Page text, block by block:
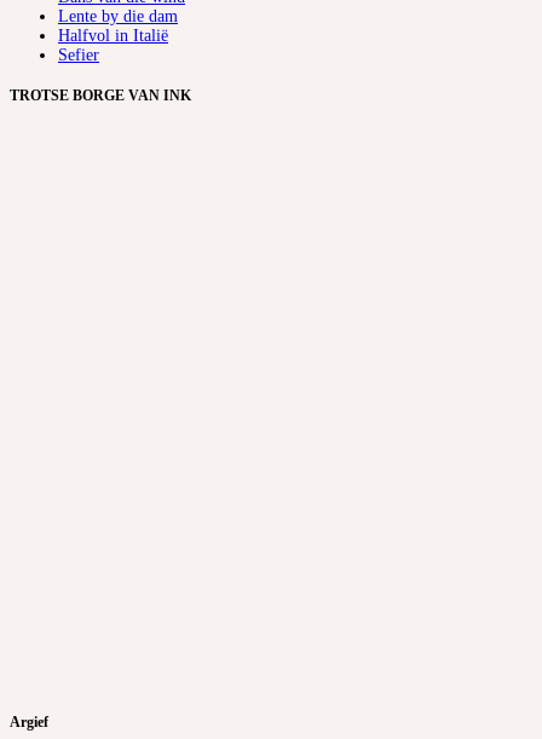
Lente by die dam
Halfvol in Italië
Sefier
TROTSE BORGE VAN INK
Argief